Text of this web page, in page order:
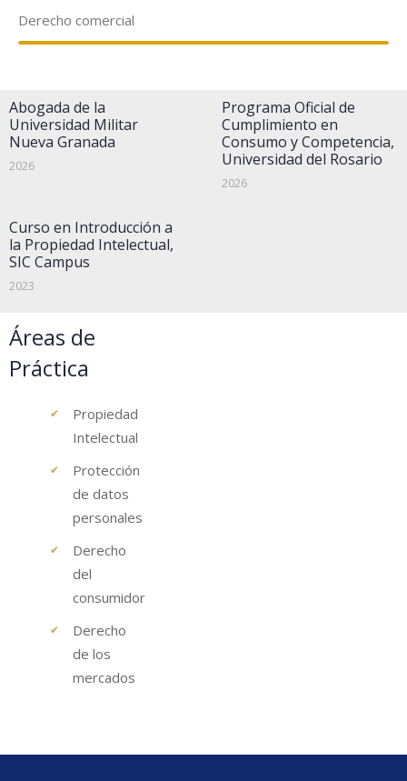
Derecho comercial
Abogada de la
Universidad Militar
Nueva Granada
2026
Programa Oficial de
Cumplimiento en
Consumo y Competencia,
Universidad del Rosario
2026
Curso en Introducción a
la Propiedad Intelectual,
SIC Campus
2023
Áreas de
Práctica
Propiedad
Intelectual
Protección
de datos
personales
Derecho
del
consumidor
Derecho
de los
mercados